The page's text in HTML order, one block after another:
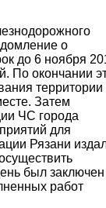
о
до 6 ноября
По окончании
территории
Затем
ЧС города
для
Рязани
был заключен
работ